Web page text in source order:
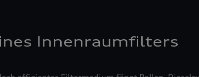
Innenraumfilters